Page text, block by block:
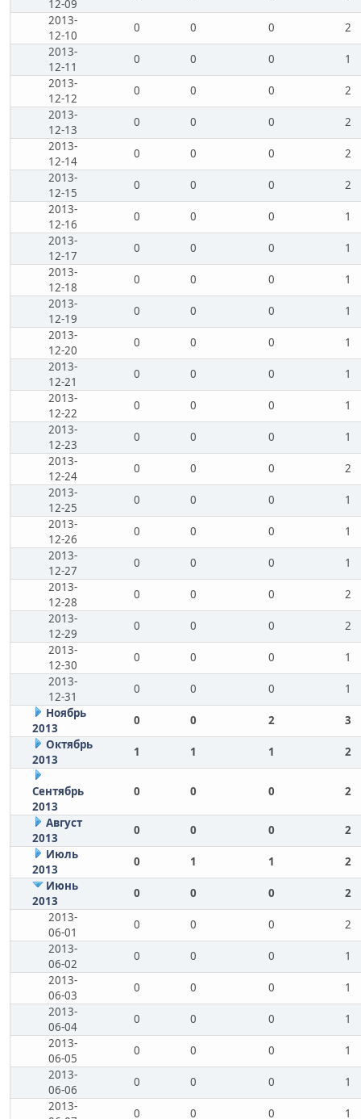
12-09
2013-
12-10
0 0 0
2
2013-
12-11
0 0 0
1
2013-
12-12
0 0 0
2
2013-
12-13
0 0 0
2
2013-
12-14
0 0 0
2
2013-
12-15
0 0 0
2
2013-
12-16
0 0 0
1
2013-
12-17
0 0 0
1
2013-
12-18
0 0 0
1
2013-
12-19
0 0 0
1
2013-
12-20
0 0 0
1
2013-
12-21
0 0 0
1
2013-
12-22
0 0 0
1
2013-
12-23
0 0 0
1
2013-
12-24
0 0 0
2
2013-
12-25
0 0 0
1
2013-
12-26
0 0 0
1
2013-
12-27
0 0 0
1
2013-
12-28
0 0 0
2
2013-
12-29
0 0 0
2
2013-
12-30
0 0 0
1
2013-
12-31
0 0 0
1
Ноябрь
2013
0 0 2
3
Октябрь
2013
1 1 1 2
Сентябрь
2013
0 0 0 2
Август
2013
0 0 0
2
Июль
2013
0 1 1
2
Июнь
2013
0 0 0
2
2013-
06-01
0 0 0
2
2013-
06-02
0 0 0
1
2013-
06-03
0 0 0
1
2013-
06-04
0 0 0
1
2013-
06-05
0 0 0
1
2013-
06-06
0 0 0
1
2013-
0 0 0 1